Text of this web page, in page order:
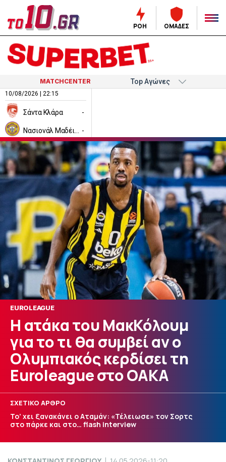
ΡΟΗ ΟΜΑΔΕΣ
MATCHCENTER
10/08/2026 | 22:15
Σάντα Κλάρα -
-
EUROLEAGUE
Η ατάκα του ΜακΚόλουμ
για το τι θα συμβεί αν ο
Ολυμπιακός κερδίσει τη
Euroleague στο ΟΑΚΑ
ΣΧΕΤΙΚΟ ΑΡΘΡΟ
Το’ χει ξανακάνει ο Αταμάν: «Τέλειωσε» τον Σορτς
στο πάρκε και στο… flash interview